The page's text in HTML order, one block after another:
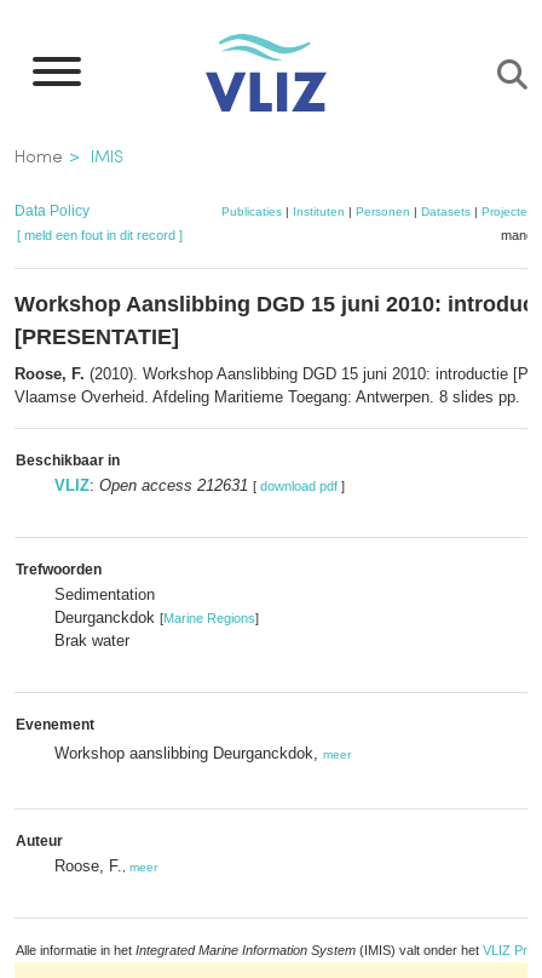
naar
inhoud
gaan
Kruimelpad
Home IMIS
Data Policy Publicaties | Instituten | Personen | Datasets | Projecten
[ meld een fout in dit record ]
Workshop Aanslibbing DGD 15 juni 2010:
[PRESENTATIE]
Roose, F. (2010). Workshop Aanslibbing DGD 15 juni 2010: introductie
Vlaamse Overheid. Afdeling Maritieme Toegang: Antwerpen. 8 slides pp.
Beschikbaar in
VLIZ: Open access 212631 [ download pdf ]
Trefwoorden
Sedimentation
Deurganckdok [Marine Regions]
Brak water
Evenement
Workshop aanslibbing Deurganckdok, meer
Auteur
Roose, F. meer
Alle informatie in het Integrated Marine Information System (IMIS) valt onder het VLIZ